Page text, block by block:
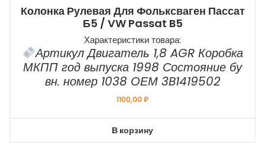
Колонка Рулевая Для Фольксваген Пассат
Б5 / VW Passat B5
Характеристики товара:
Артикул Двигатель 1,8 AGR Коробка
МКПП год выпуска 1998 Состояние бу
вн. номер 1038 ОЕМ 3B1419502
1100,00₽
В корзину